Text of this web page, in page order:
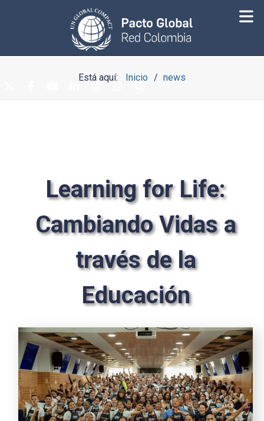
Está aquí: Inicio news
Learning for Life:
Cambiando Vidas a
través de la
Educación